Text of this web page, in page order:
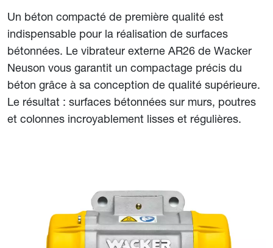
Un béton compacté de première qualité est
indispensable pour la réalisation de surfaces
bétonnées. Le vibrateur externe AR26 de Wacker
Neuson vous garantit un compactage précis du
béton grâce à sa conception de qualité supérieure.
Le résultat : surfaces bétonnées sur murs, poutres
et colonnes incroyablement lisses et régulières.